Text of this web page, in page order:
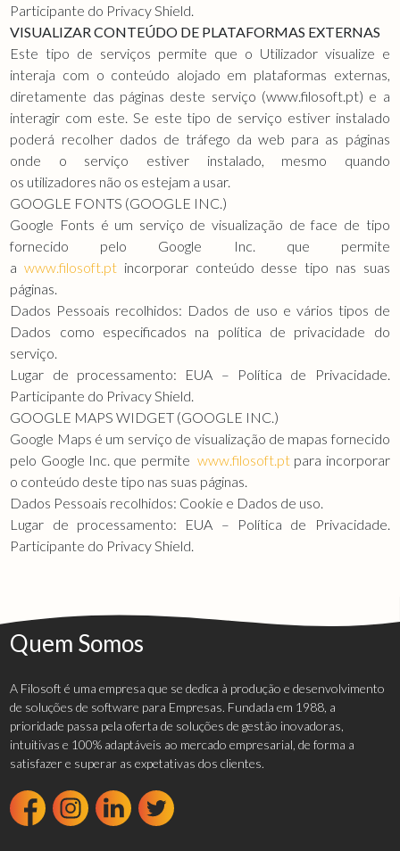
Participante do Privacy Shield.
VISUALIZAR CONTEÚDO DE PLATAFORMAS EXTERNAS
Este tipo de serviços permite que o Utilizador visualize e
interaja com o conteúdo alojado em plataformas externas,
diretamente das páginas deste serviço (www.filosoft.pt) e a
interagir com este. Se este tipo de serviço estiver instalado
poderá recolher dados de tráfego da web para as páginas
onde o serviço estiver instalado, mesmo quando
os utilizadores não os estejam a usar.
GOOGLE FONTS (GOOGLE INC.)
Google Fonts é um serviço de visualização de face de tipo
fornecido pelo Google Inc. que permite
awww.filosoft.pt incorporar conteúdo desse tipo nas suas
páginas.
Dados Pessoais recolhidos: Dados de uso e vários tipos de
Dados como especificados na política de privacidade do
serviço.
Lugar de processamento: EUA – Política de Privacidade.
Participante do Privacy Shield.
GOOGLE MAPS WIDGET (GOOGLE INC.)
Google Maps é um serviço de visualização de mapas fornecido
pelo Google Inc. que permitewww.filosoft.pt para incorporar
o conteúdo deste tipo nas suas páginas.
Dados Pessoais recolhidos: Cookie e Dados de uso.
Lugar de processamento: EUA – Política de Privacidade.
Participante do Privacy Shield.
Quem Somos
A Filosoft é uma empresa que se dedica à produção e desenvolvimento
de soluções de software para Empresas. Fundada em 1988, a
prioridade passa pela oferta de soluções de gestão inovadoras,
intuitivas e 100% adaptáveis ao mercado empresarial, de forma a
satisfazer e superar as expetativas dos clientes.